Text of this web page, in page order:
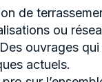
de
ou
ouvrages
actuels.